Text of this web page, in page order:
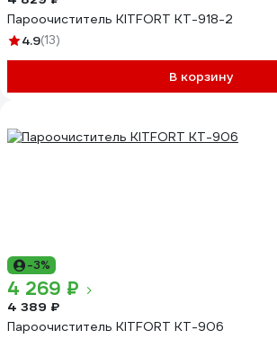
Пароочиститель KITFORT КТ-918-2
4.9(13)
В корзину
-3%
4 269 ₽
4 389 ₽
Пароочиститель KITFORT КТ-906